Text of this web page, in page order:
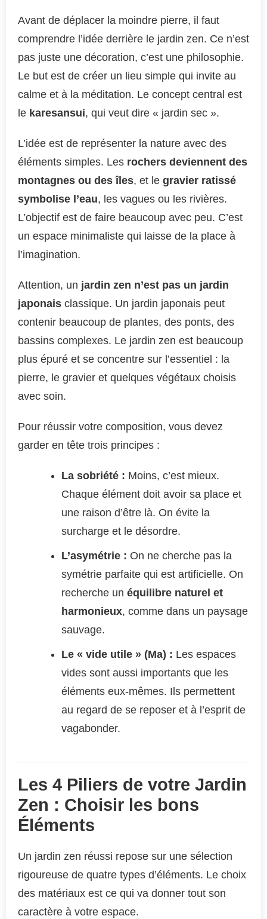
Avant de déplacer la moindre pierre, il faut
comprendre l’idée derrière le jardin zen. Ce n’est
pas juste une décoration, c’est une philosophie.
Le but est de créer un lieu simple qui invite au
calme et à la méditation. Le concept central est
le karesansui, qui veut dire « jardin sec ».
L’idée est de représenter la nature avec des
éléments simples. Les rochers deviennent des
montagnes ou des îles, et le gravier ratissé
symbolise l’eau, les vagues ou les rivières.
L’objectif est de faire beaucoup avec peu. C’est
un espace minimaliste qui laisse de la place à
l’imagination.
Attention, un jardin zen n’est pas un jardin
japonais classique. Un jardin japonais peut
contenir beaucoup de plantes, des ponts, des
bassins complexes. Le jardin zen est beaucoup
plus épuré et se concentre sur l’essentiel : la
pierre, le gravier et quelques végétaux choisis
avec soin.
Pour réussir votre composition, vous devez
garder en tête trois principes :
La sobriété : Moins, c’est mieux.
Chaque élément doit avoir sa place et
une raison d’être là. On évite la
surcharge et le désordre.
L’asymétrie : On ne cherche pas la
symétrie parfaite qui est artificielle. On
recherche un équilibre naturel et
harmonieux, comme dans un paysage
sauvage.
Le « vide utile » (Ma) : Les espaces
vides sont aussi importants que les
éléments eux-mêmes. Ils permettent
au regard de se reposer et à l’esprit de
vagabonder.
Les 4 Piliers de votre Jardin
Zen : Choisir les bons
Éléments
Un jardin zen réussi repose sur une sélection
rigoureuse de quatre types d’éléments. Le choix
des matériaux est ce qui va donner tout son
caractère à votre espace.